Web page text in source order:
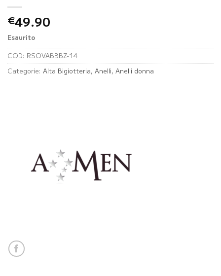
€49.90
Esaurito
COD: RSOVABBBZ-14
Categorie: Alta Bigiotteria, Anelli, Anelli donna